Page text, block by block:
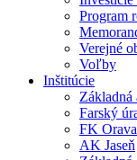
Program
Verejné
Voľby
Inštitúcie
Základná
Farský
FK
AK Jaseň